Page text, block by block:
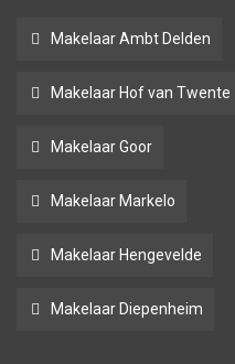
Makelaar Ambt Delden
Makelaar Hof van Twente
Makelaar Goor
Makelaar Markelo
Makelaar Hengevelde
Makelaar Diepenheim